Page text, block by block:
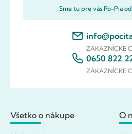
Sme tu pre vás Po-Pia
ZÁKAZNÍCKE
0650 822
ZÁKAZNÍCKE
Všetko o nákupe O